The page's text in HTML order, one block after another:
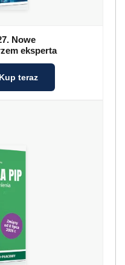
Nowe
eksperta
Kup teraz